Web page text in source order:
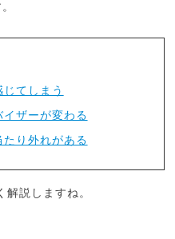
てしまう
ザーが変わる
り外れがある
解説しますね。